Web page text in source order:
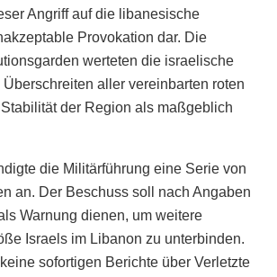
Angriff auf die libanesische
Provokation dar. Die
werteten die israelische
aller vereinbarten roten
der Region als maßgeblich
die Militärführung eine Serie von
an. Der Beschuss soll nach Angaben
Warnung dienen, um weitere
Israels im Libanon zu unterbinden.
sofortigen Berichte über Verletzte